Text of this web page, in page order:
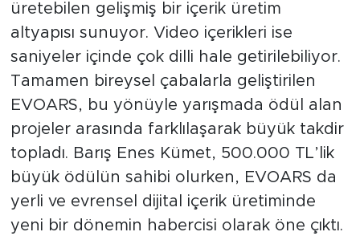
üretebilen gelişmiş bir içerik üretim
altyapısı sunuyor. Video içerikleri ise
saniyeler içinde çok dilli hale getirilebiliyor.
Tamamen bireysel çabalarla geliştirilen
EVOARS, bu yönüyle yarışmada ödül alan
projeler arasında farklılaşarak büyük takdir
topladı. Barış Enes Kümet, 500.000 TL’lik
büyük ödülün sahibi olurken, EVOARS da
yerli ve evrensel dijital içerik üretiminde
yeni bir dönemin habercisi olarak öne çıktı.